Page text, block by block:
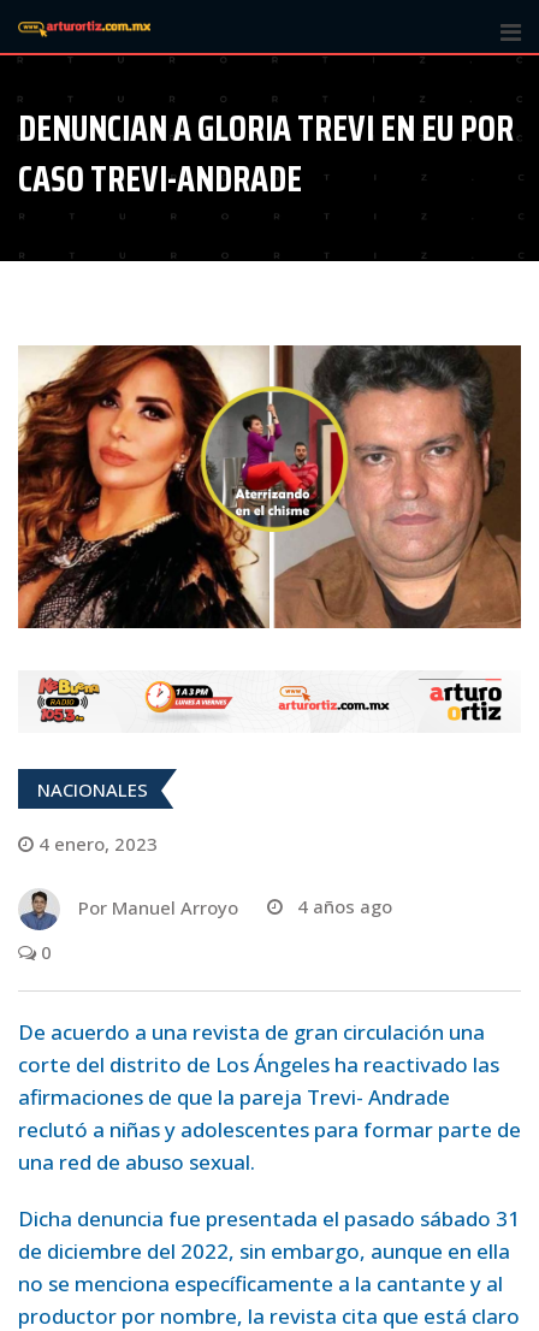
DENUNCIAN A GLORIA TREVI EN EU POR
CASO TREVI-ANDRADE
NACIONALES
4 enero, 2023
Por Manuel Arroyo
4 años ago
0
De acuerdo a una revista de gran circulación una
corte del distrito de Los Ángeles ha reactivado las
afirmaciones de que la pareja Trevi- Andrade
reclutó a niñas y adolescentes para formar parte de
una red de abuso sexual.
Dicha denuncia fue presentada el pasado sábado 31
de diciembre del 2022, sin embargo, aunque en ella
no se menciona específicamente a la cantante y al
productor por nombre, la revista cita que está claro